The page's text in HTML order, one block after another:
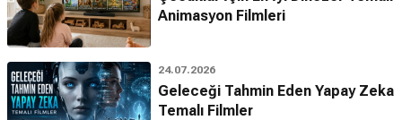
Animasyon Filmleri
24.07.2026
Geleceği Tahmin Eden Yapay Zeka
Temalı Filmler